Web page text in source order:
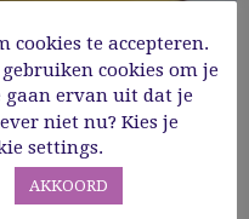
geweldig lekker
cookies te accepteren.
cookies om je
gaan ervan uit dat je
niet nu? Kies je
settings.
AKKOORD